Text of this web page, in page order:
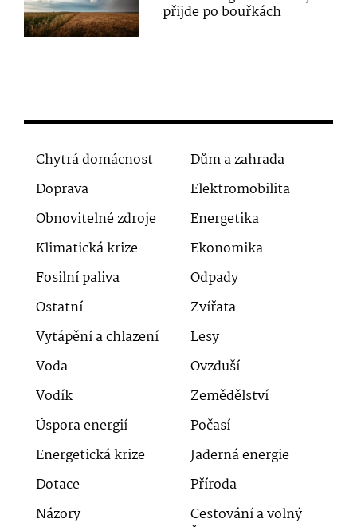
přijde po bouřkách
Chytrá domácnost
Dům a zahrada
Doprava
Elektromobilita
Obnovitelné zdroje
Energetika
Klimatická krize
Ekonomika
Fosilní paliva
Odpady
Ostatní
Zvířata
Vytápění a chlazení
Lesy
Voda
Ovzduší
Vodík
Zemědělství
Úspora energií
Počasí
Energetická krize
Jaderná energie
Dotace
Příroda
Názory
Cestování a volný